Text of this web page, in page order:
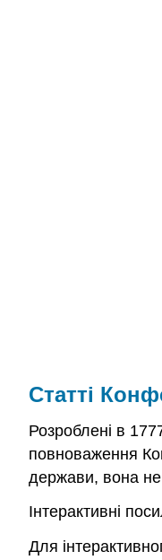
Статті
Розроблені в
повноваження
держави, вона
Інтерактивні
Для